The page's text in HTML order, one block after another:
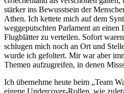
stärker ins Bewusstsein der
Athen. Ich kettete mich auf dem
weggeputschten Parlament an einen
Flugblätter zu verteilen. Sofort
schlugen mich noch an Ort und
wurde ich gefoltert. Mir war aber
Themen aufzugreifen, in denen
Ich übernehme heute beim „Team